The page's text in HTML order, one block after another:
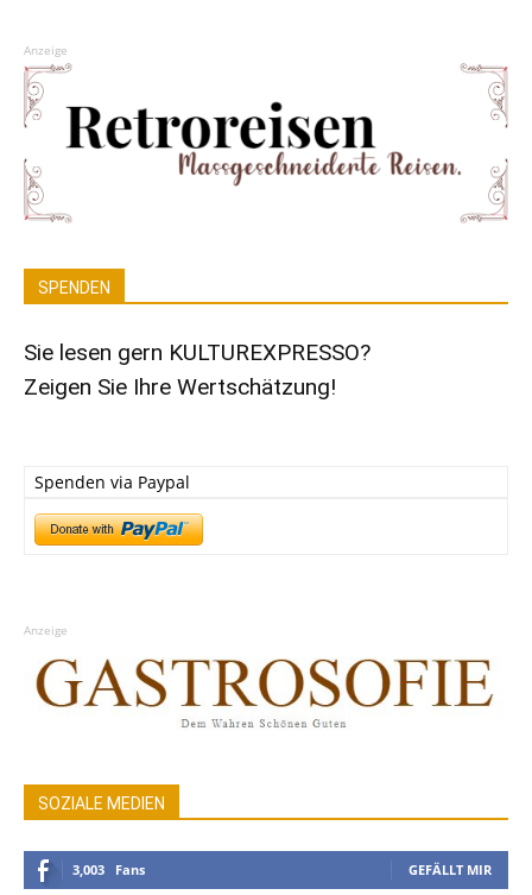
Anzeige
SPENDEN
Sie lesen gern KULTUREXPRESSO?
Zeigen Sie Ihre Wertschätzung!
Spenden via Paypal
Anzeige
SOZIALE MEDIEN
3,003 Fans GEFÄLLT MIR